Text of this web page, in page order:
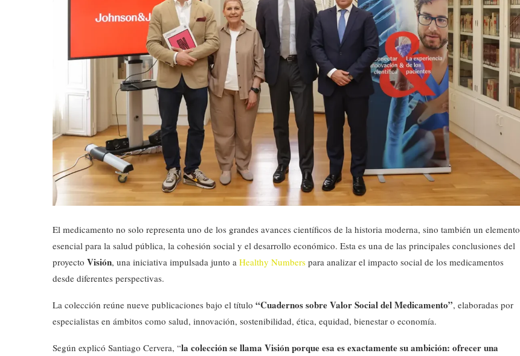
El medicamento no solo representa uno de los grandes avances científicos de la historia moderna, sino también un elemento
esencial para la salud pública, la cohesión social y el desarrollo económico. Esta es una de las principales conclusiones del
proyecto Visión, una iniciativa impulsada junto a Healthy Numbers para analizar el impacto social de los medicamentos
desde diferentes perspectivas.
La colección reúne nueve publicaciones bajo el título “Cuadernos sobre Valor Social del Medicamento”, elaboradas por
especialistas en ámbitos como salud, innovación, sostenibilidad, ética, equidad, bienestar o economía.
Según explicó Santiago Cervera, “la colección se llama Visión porque esa es exactamente su ambición: ofrecer una